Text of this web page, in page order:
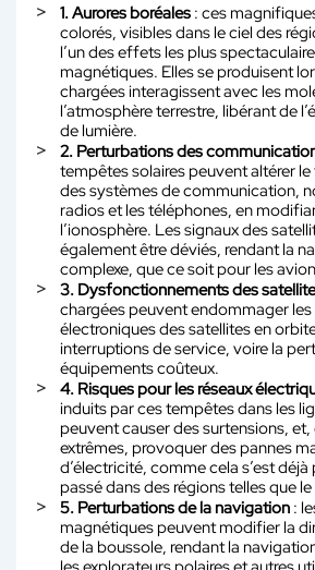
1. Aurores boréales : ces
colorés, visibles dans le ciel des
l’un des effets les plus
magnétiques. Elles se produisent
chargées interagissent avec les
l’atmosphère terrestre, libérant de
de lumière.
2. Perturbations des
tempêtes solaires peuvent altérer
des systèmes de communication,
radios et les téléphones, en
l’ionosphère. Les signaux des
également être déviés, rendant la
complexe, que ce soit pour les
3. Dysfonctionnements des
chargées peuvent endommager
électroniques des satellites en
interruptions de service, voire la
équipements coûteux.
4. Risques pour les réseaux
induits par ces tempêtes dans les
peuvent causer des surtensions,
extrêmes, provoquer des pannes
d’électricité, comme cela s’est
passé dans des régions telles que
5. Perturbations de la navigation :
magnétiques peuvent modifier la
de la boussole, rendant la